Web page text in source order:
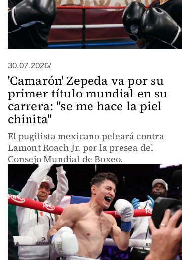
30.07.2026/
'Camarón' Zepeda va por su
primer título mundial en su
carrera: "se me hace la piel
chinita"
El pugilista mexicano peleará contra
Lamont Roach Jr. por la presea del
Consejo Mundial de Boxeo.